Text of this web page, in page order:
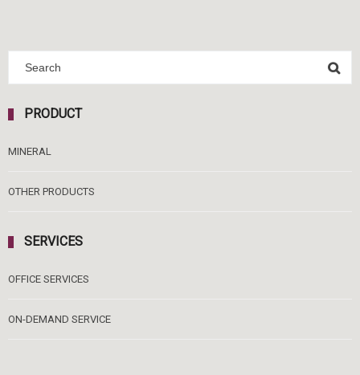
PRODUCT
MINERAL
OTHER PRODUCTS
SERVICES
OFFICE SERVICES
ON-DEMAND SERVICE